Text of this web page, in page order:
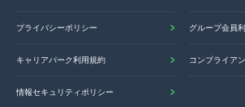
プライバシーポリシー グループ会員
キャリアパーク利用規約 コンプライア
情報セキュリティポリシー